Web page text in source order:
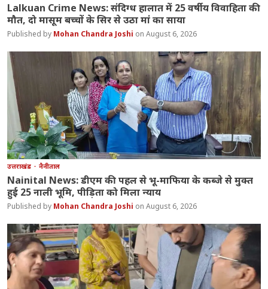
Lalkuan Crime News: संदिग्ध हालात में 25 वर्षीय विवाहिता की
मौत, दो मासूम बच्चों के सिर से उठा मां का साया
Mohan Chandra Joshi August 6, 2026
उत्तराखंड नैनीताल
Nainital News: डीएम की पहल से भू-माफिया के कब्जे से मुक्त
हुई 25 नाली भूमि, पीड़िता को मिला न्याय
Mohan Chandra Joshi August 6, 2026